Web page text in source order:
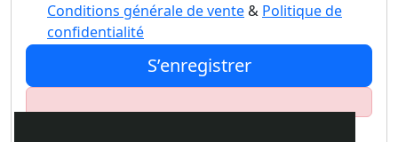
Conditions générale de vente& Politique de
confidentialité
S’enregistrer